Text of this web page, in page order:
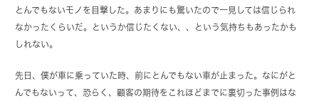
とんでもないモノを目撃した。あまりにも驚いたので一見しては信じられ
なかったくらいだ。というか信じたくない、、という気持ちもあったかも
しれない。
先日、僕が車に乗っていた時、前にとんでもない車が止まった。なにがと
んでもないって、恐らく、顧客の期待をこれほどまでに裏切った事例はな